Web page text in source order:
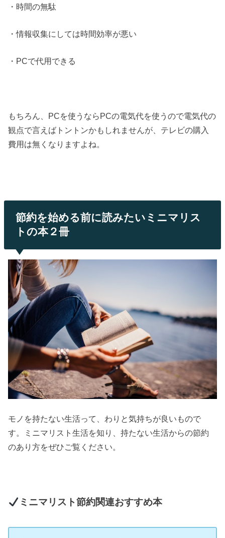
・時間の無駄
・情報収集にしては時間効率が悪い
・PCで代用できる
もちろん、PCを使うならPCの電気代を使うので電気代の
観点で言えばトントンかもしれませんが、テレビの購入
費用は無くなりますよね。
節約を始める前に読みたいミニマリス
トの本２冊
モノを持たない生活って、わりと気持ちが良いもので
す。ミニマリスト生活を知り、持たない生活からの節約
のあり方をぜひご覧ください。
ミニマリスト節約関連おすすめ本